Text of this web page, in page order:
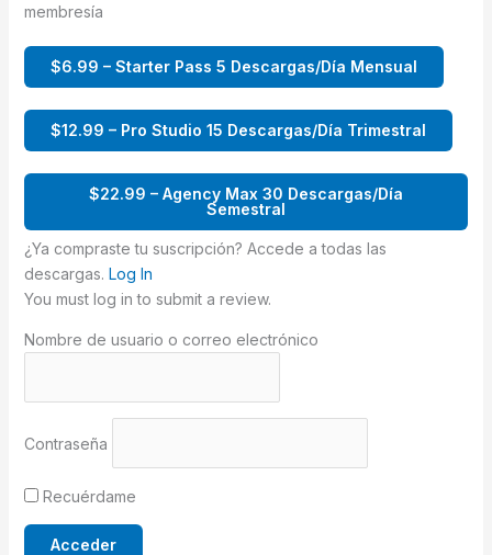
membresía
$6.99 – Starter Pass 5 Descargas/Día Mensual
$12.99 – Pro Studio 15 Descargas/Día Trimestral
$22.99 – Agency Max 30 Descargas/Día
Semestral
¿Ya compraste tu suscripción? Accede a todas las
descargas. Log In
You must log in to submit a review.
Nombre de usuario o correo electrónico
Contraseña
Recuérdame